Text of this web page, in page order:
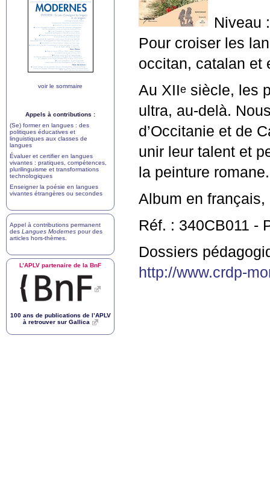
Niveau
Pour croiser les
occitan, catalan et
Au XIIe siècle, les
ultra, au-delà.
d’Occitanie et de
unir leur talent et
la peinture romane.
Album en
Réf. : 340CB011 -
Dossiers
http://www.crdp-
voir le sommaire
Appels à contributions :
(Se) former en langues : des
politiques éducatives et
linguistiques aux classes de
langues
Évaluer et certifier en langues
vivantes : pratiques, compétences,
plurilinguisme et transformations
technologiques
Enseigner la poésie en langues
vivantes étrangères ou secondes
Appel à contributions permanent
des Langues Modernes pour des
articles hors-thèmes
L’APLV partenaire de la BnF
100 ans de publications de l’APLV
à retrouver sur Gallica